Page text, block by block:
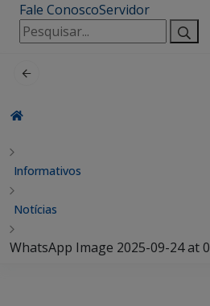
Fale ConoscoServidor
Pesquisar
por:
Informativos
Notícias
WhatsApp Image 2025-09-24 at